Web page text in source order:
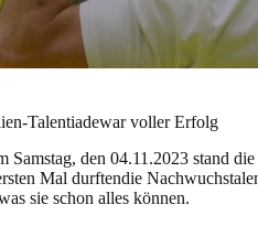
Talentiadewar voller Erfolg
Samstag, den 04.11.2023 stand
Mal durftendie
sie schon alles können.